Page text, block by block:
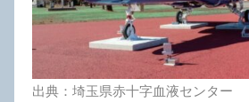
出典：埼玉県赤十字血液センター